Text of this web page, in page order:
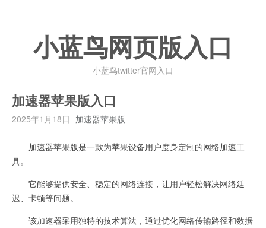
小蓝鸟网页版入口
小蓝鸟twitter官网入口
加速器苹果版入口
2025年1月18日 加速器苹果版
加速器苹果版是一款为苹果设备用户度身定制的网络加速工
具。
它能够提供安全、稳定的网络连接，让用户轻松解决网络延
迟、卡顿等问题。
该加速器采用独特的技术算法，通过优化网络传输路径和数据